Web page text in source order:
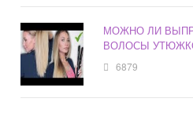
МОЖНО ЛИ
ВОЛОСЫ
6879